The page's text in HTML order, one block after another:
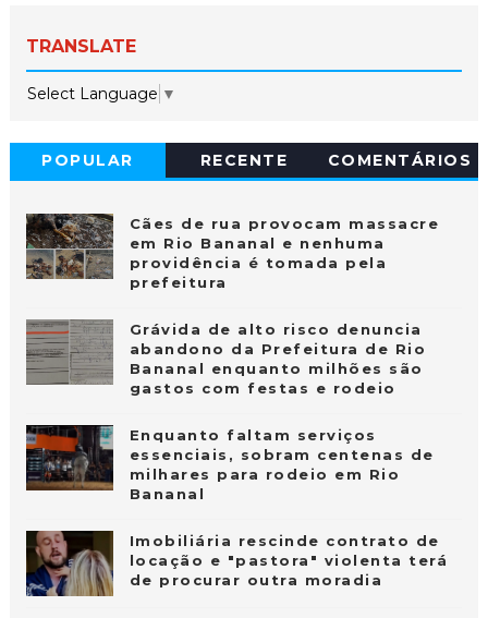
TRANSLATE
Select Language ▼
POPULAR RECENTE COMENTÁRIOS
Cães de rua provocam massacre
em Rio Bananal e nenhuma
providência é tomada pela
prefeitura
Grávida de alto risco denuncia
abandono da Prefeitura de Rio
Bananal enquanto milhões são
gastos com festas e rodeio
Enquanto faltam serviços
essenciais, sobram centenas de
milhares para rodeio em Rio
Bananal
Imobiliária rescinde contrato de
locação e "pastora" violenta terá
de procurar outra moradia